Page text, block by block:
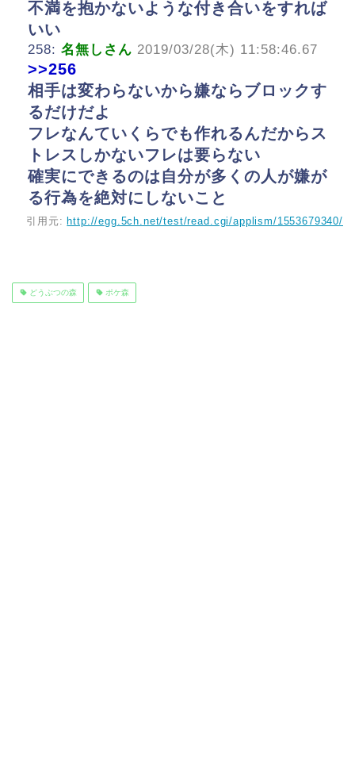
不満を抱かないような付き合いをすれば
いい
258: 名無しさん 2019/03/28(木) 11:58:46.67
>>256
相手は変わらないから嫌ならブロックす
るだけだよ
フレなんていくらでも作れるんだからス
トレスしかないフレは要らない
確実にできるのは自分が多くの人が嫌が
る行為を絶対にしないこと
引用元: http://egg.5ch.net/test/read.cgi/applism/1553679340/
どうぶつの森 ポケ森